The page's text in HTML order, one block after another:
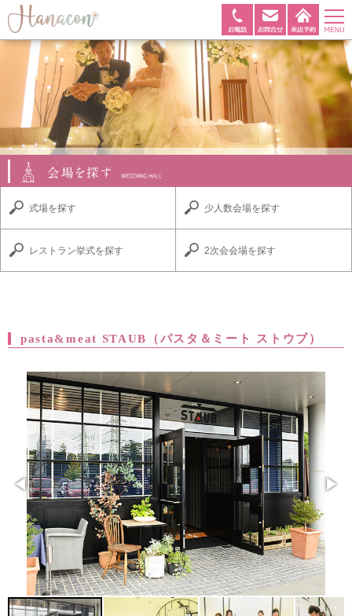
式場を探す 少人数会場を探す
レストラン挙式を探す 2次会会場を探す
pasta&meat STAUB（パスタ＆ミート ストウブ）